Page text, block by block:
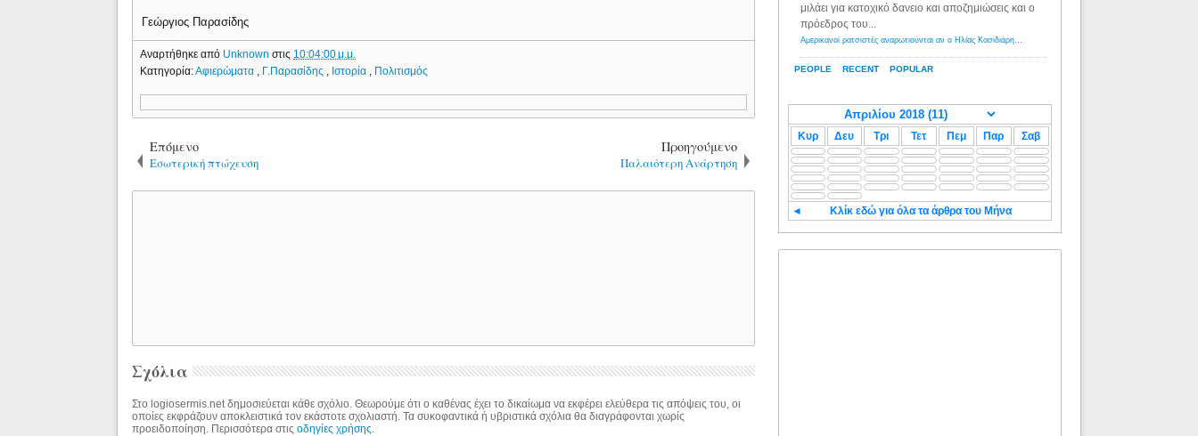
Γεώργιος Παρασίδης
Αναρτήθηκε από Unknownστις 10:04:00 μ.μ.
Κατηγορία:Αφιερώματα Γ.Παρασίδης Ιστορία Πολιτισμός
Επόμενο
Εσωτερική πτώχευση
Προηγούμενο
Παλαιότερη Ανάρτηση
Σχόλια
Στο logiosermis.net δημοσιεύεται κάθε σχόλιο. Θεωρούμε ότι ο καθένας έχει το δικαίωμα να εκφέρει ελεύθερα τις απόψεις του, οι
οποίες εκφράζουν αποκλειστικά τον εκάστοτε σχολιαστή. Τα συκοφαντικά ή υβριστικά σχόλια θα διαγράφονται χωρίς
προειδοποίηση. Περισσότερα στιςοδηγίες χρήσης
PEOPLE RECENT POPULAR
μιλάει για κατοχικό δανειο και αποζημιώσεις και ο
πρόεδρος του...
Αμερικανοί ρατσιστές αναρωτιούνται αν ο Ηλίας Κασιδιάρης ανήκει στη λευκή φυλή... - Λόγιος Ερμής
Κυρ Δευ Τρι Τετ Πεμ Παρ Σαβ
◄ Κλίκ εδώ για όλα τα άρθρα του Μήνα